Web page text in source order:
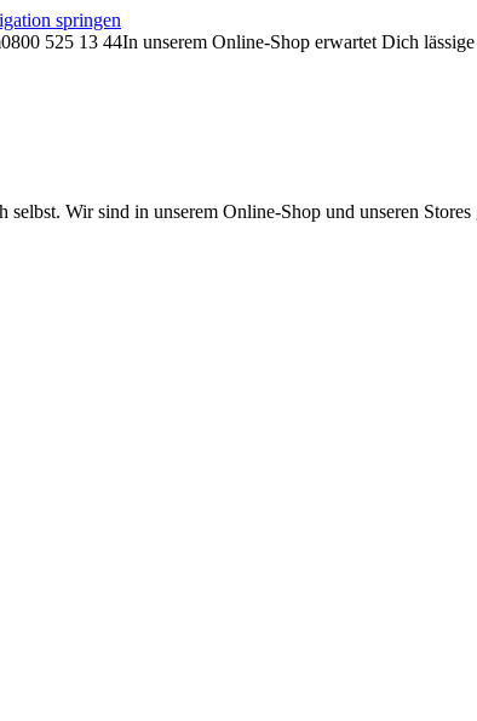
springen
0800 525 13 44In unserem Online-Shop erwartet Dich
selbst. Wir sind in unserem Online-Shop und unseren